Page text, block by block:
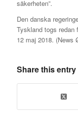
säkerheten”.
Den danska
Tyskland togs redan
12 maj 2018. (News
Share this entry